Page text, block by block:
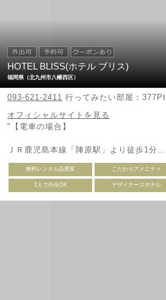
HOTEL BLISS(ホテル ブリス)
福岡県（北九州市八幡西区）
093-621-2411 行ってみたい部屋：377Pt
オフィシャルサイトを見る
"【電車の場合】
ＪＲ鹿児島本線「陣原駅」より徒歩1分
【お車の場合】
無料レンタル品豊富 こだわりアメニティ
2人で外出OK デザイナーズホテル